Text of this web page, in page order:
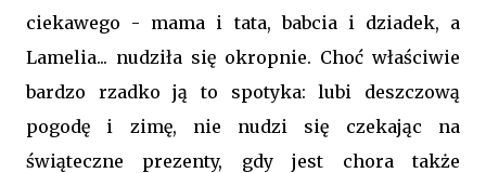
ciekawego - mama i tata, babcia i dziadek, a
Lamelia... nudziła się okropnie. Choć właściwie
bardzo rzadko ją to spotyka: lubi deszczową
pogodę i zimę, nie nudzi się czekając na
świąteczne prezenty, gdy jest chora także